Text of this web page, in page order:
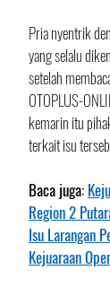
Pria nyentrik
yang selalu
setelah
OTOPLUS-
kemarin itu
terkait isu
Baca juga:
Region 2
Isu Larangan
Kejuaraan